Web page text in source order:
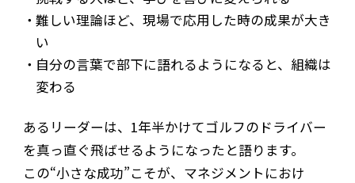
難しい理論ほど、現場で応用した時の成果が大き
い
自分の言葉で部下に語れるようになると、組織は
変わる
あるリーダーは、1年半かけてゴルフのドライバー
を真っ直ぐ飛ばせるようになったと語ります。
この“小さな成功”こそが、マネジメントにおけ